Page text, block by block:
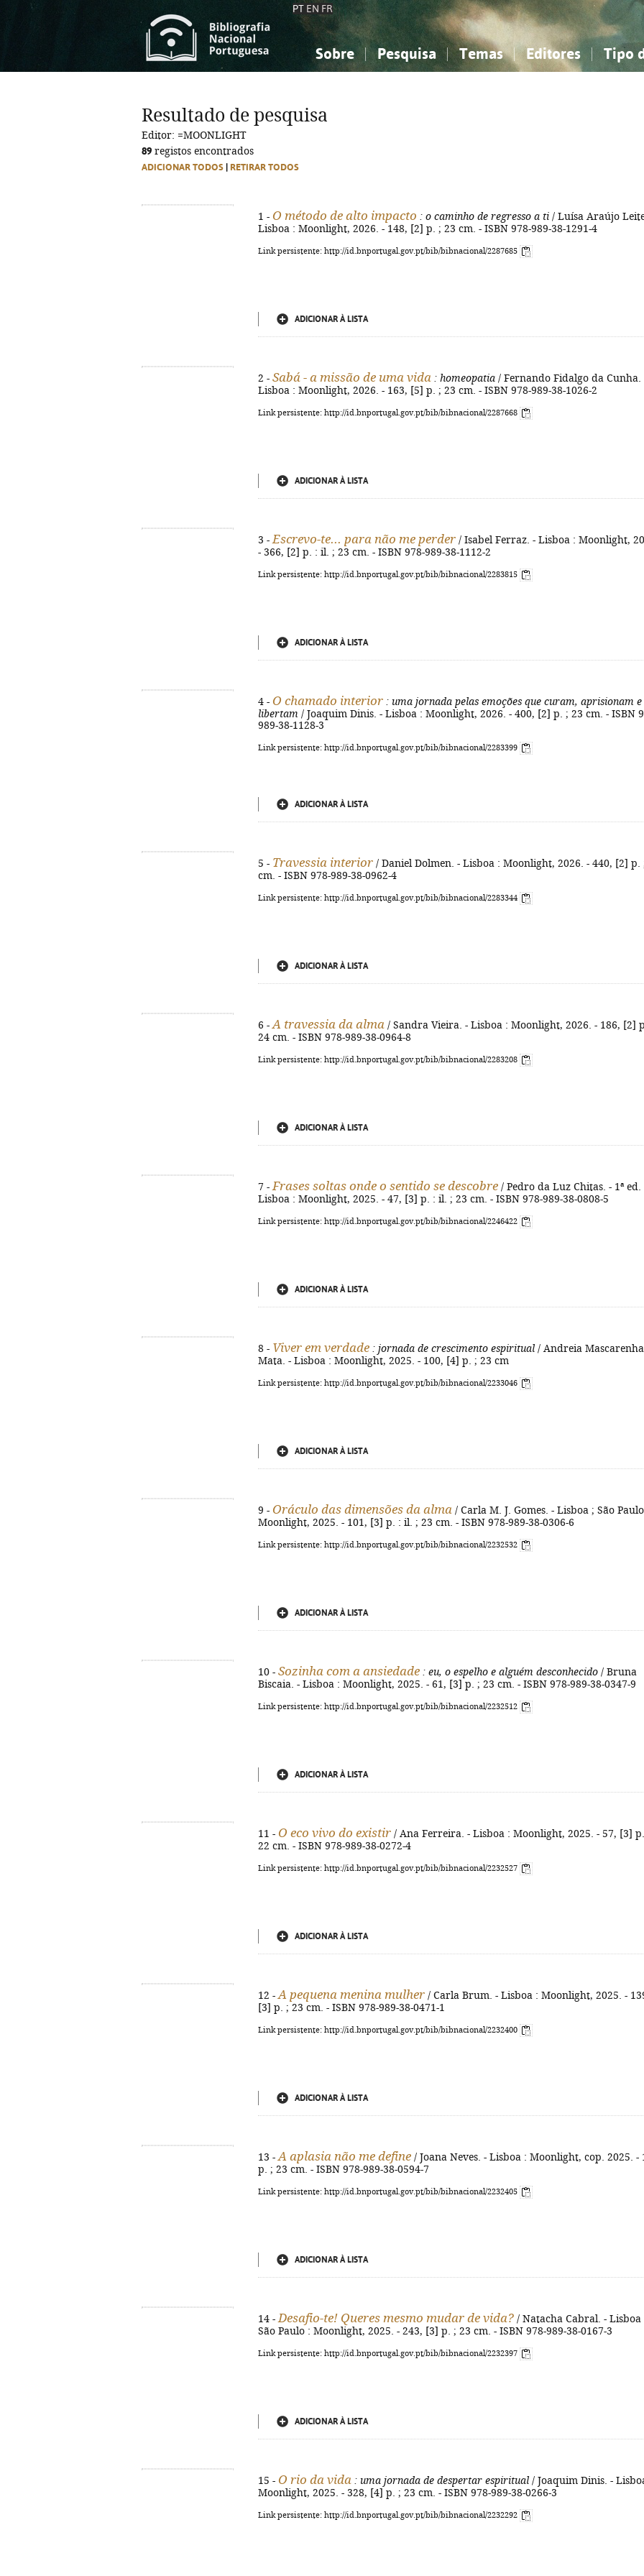
PT EN FR
Sobre Pesquisa Temas
Ciências sociais...
Editores Tipo
Ciências sociais...
Resultado de pesquisa
Editor: =MOONLIGHT
89 registos encontrados
ADICIONAR TODOS RETIRAR TODOS
1 - O método de alto impacto : o caminho de regresso a ti / Luísa Araújo
Lisboa : Moonlight, 2026. - 148, [2] p. ; 23 cm. - ISBN 978-989-38-1291-4
Link persistente: http://id.bnportugal.gov.pt/bib/bibnacional/2287685
ADICIONAR À LISTA
2 - Sabá - a missão de uma vida : homeopatia / Fernando Fidalgo da Cunha.
Lisboa : Moonlight, 2026. - 163, [5] p. ; 23 cm. - ISBN 978-989-38-1026-2
Link persistente: http://id.bnportugal.gov.pt/bib/bibnacional/2287668
ADICIONAR À LISTA
3 - Escrevo-te... para não me perder / Isabel Ferraz. - Lisboa : Moonlight,
- 366, [2] p. : il. ; 23 cm. - ISBN 978-989-38-1112-2
Link persistente: http://id.bnportugal.gov.pt/bib/bibnacional/2283815
ADICIONAR À LISTA
4 - O chamado interior : uma jornada pelas emoções que curam, aprisionam e
libertam / Joaquim Dinis. - Lisboa : Moonlight, 2026. - 400, [2] p. ; 23 cm. - ISBN
989-38-1128-3
Link persistente: http://id.bnportugal.gov.pt/bib/bibnacional/2283399
ADICIONAR À LISTA
5 - Travessia interior / Daniel Dolmen. - Lisboa : Moonlight, 2026. - 440, [2] p.
cm. - ISBN 978-989-38-0962-4
Link persistente: http://id.bnportugal.gov.pt/bib/bibnacional/2283344
ADICIONAR À LISTA
6 - A travessia da alma / Sandra Vieira. - Lisboa : Moonlight, 2026. - 186, [2]
24 cm. - ISBN 978-989-38-0964-8
Link persistente: http://id.bnportugal.gov.pt/bib/bibnacional/2283208
ADICIONAR À LISTA
7 - Frases soltas onde o sentido se descobre / Pedro da Luz Chitas. - 1ª ed.
Lisboa : Moonlight, 2025. - 47, [3] p. : il. ; 23 cm. - ISBN 978-989-38-0808-5
Link persistente: http://id.bnportugal.gov.pt/bib/bibnacional/2246422
ADICIONAR À LISTA
8 - Viver em verdade : jornada de crescimento espiritual / Andreia
Mata. - Lisboa : Moonlight, 2025. - 100, [4] p. ; 23 cm
Link persistente: http://id.bnportugal.gov.pt/bib/bibnacional/2233046
ADICIONAR À LISTA
9 - Oráculo das dimensões da alma / Carla M. J. Gomes. - Lisboa ; São
Moonlight, 2025. - 101, [3] p. : il. ; 23 cm. - ISBN 978-989-38-0306-6
Link persistente: http://id.bnportugal.gov.pt/bib/bibnacional/2232532
ADICIONAR À LISTA
10 - Sozinha com a ansiedade : eu, o espelho e alguém desconhecido / Bruna
Biscaia. - Lisboa : Moonlight, 2025. - 61, [3] p. ; 23 cm. - ISBN 978-989-38-0347-9
Link persistente: http://id.bnportugal.gov.pt/bib/bibnacional/2232512
ADICIONAR À LISTA
11 - O eco vivo do existir / Ana Ferreira. - Lisboa : Moonlight, 2025. - 57, [3]
22 cm. - ISBN 978-989-38-0272-4
Link persistente: http://id.bnportugal.gov.pt/bib/bibnacional/2232527
ADICIONAR À LISTA
12 - A pequena menina mulher / Carla Brum. - Lisboa : Moonlight, 2025. -
[3] p. ; 23 cm. - ISBN 978-989-38-0471-1
Link persistente: http://id.bnportugal.gov.pt/bib/bibnacional/2232400
ADICIONAR À LISTA
13 - A aplasia não me define / Joana Neves. - Lisboa : Moonlight, cop. 2025. -
p. ; 23 cm. - ISBN 978-989-38-0594-7
Link persistente: http://id.bnportugal.gov.pt/bib/bibnacional/2232405
ADICIONAR À LISTA
14 - Desafio-te! Queres mesmo mudar de vida? / Natacha Cabral. - Lisboa
São Paulo : Moonlight, 2025. - 243, [3] p. ; 23 cm. - ISBN 978-989-38-0167-3
Link persistente: http://id.bnportugal.gov.pt/bib/bibnacional/2232397
ADICIONAR À LISTA
15 - O rio da vida : uma jornada de despertar espiritual / Joaquim Dinis. -
Moonlight, 2025. - 328, [4] p. ; 23 cm. - ISBN 978-989-38-0266-3
Link persistente: http://id.bnportugal.gov.pt/bib/bibnacional/2232292